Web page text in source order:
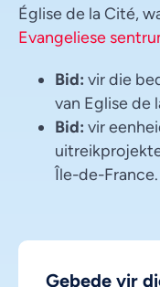
Église de la Cité,
Evangeliese
Bid: vir die
van Eglise de
Bid: vir
Île-de-France.
Gebede vir